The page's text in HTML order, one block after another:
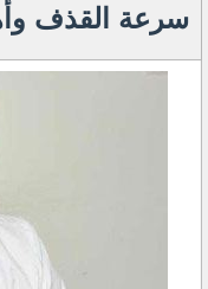
سرعة القذف